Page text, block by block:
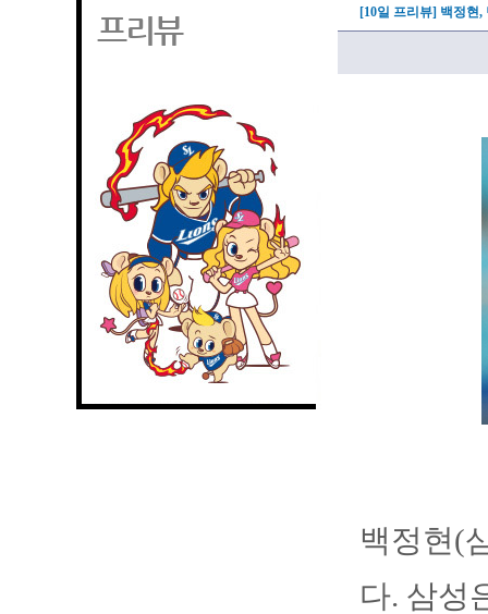
프리뷰 [10일 프리뷰] 백정현
백정현(
다. 삼성